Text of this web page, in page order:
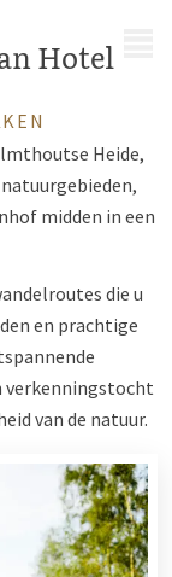
Hotel
Heide,
midden in een
die u
en prachtige
verkenningstocht
van de natuur.